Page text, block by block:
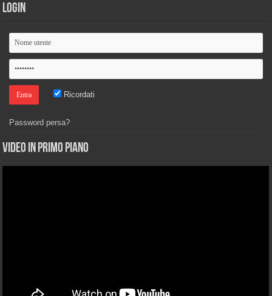
Login
Ricordati
Password persa?
Video in primo piano